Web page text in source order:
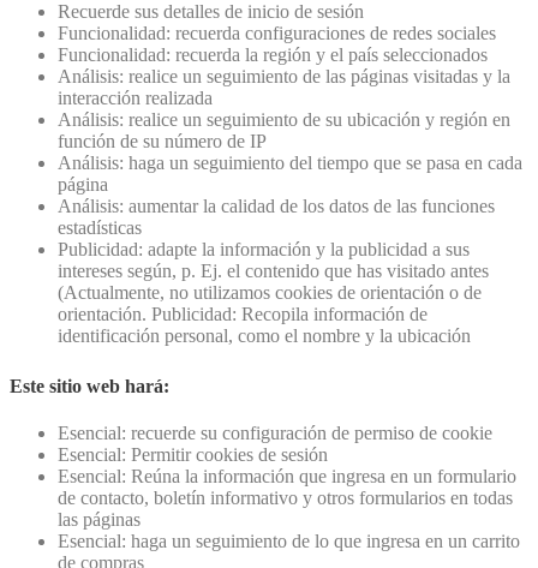
Recuerde sus detalles de inicio de sesión
Funcionalidad: recuerda configuraciones de redes sociales
Funcionalidad: recuerda la región y el país seleccionados
Análisis: realice un seguimiento de las páginas visitadas y la
interacción realizada
Análisis: realice un seguimiento de su ubicación y región en
función de su número de IP
Análisis: haga un seguimiento del tiempo que se pasa en cada
página
Análisis: aumentar la calidad de los datos de las funciones
estadísticas
Publicidad: adapte la información y la publicidad a sus
intereses según, p. Ej. el contenido que has visitado antes
(Actualmente, no utilizamos cookies de orientación o de
orientación. Publicidad: Recopila información de
identificación personal, como el nombre y la ubicación
Este sitio web hará:
Esencial: recuerde su configuración de permiso de cookie
Esencial: Permitir cookies de sesión
Esencial: Reúna la información que ingresa en un formulario
de contacto, boletín informativo y otros formularios en todas
las páginas
Esencial: haga un seguimiento de lo que ingresa en un carrito
de compras